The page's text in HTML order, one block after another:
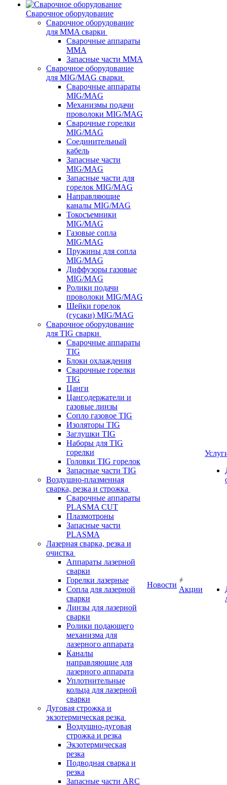
Сварочное оборудование
Сварочное оборудование
для MMA сварки
Сварочные аппараты
MMA
Запасные части MMA
Сварочное оборудование
для MIG/MAG сварки
Сварочные аппараты
MIG/MAG
Механизмы подачи
проволоки MIG/MAG
Сварочные горелки
MIG/MAG
Соединительный
кабель
Запасные части
MIG/MAG
Запасные части для
горелок MIG/MAG
Направляющие
каналы MIG/MAG
Токосъемники
MIG/MAG
Газовые сопла
MIG/MAG
Пружины для сопла
MIG/MAG
Диффузоры газовые
MIG/MAG
Ролики подачи
проволоки MIG/MAG
Шейки горелок
(гусаки) MIG/MAG
Сварочное оборудование
для TIG сварки
Сварочные аппараты
TIG
Блоки охлаждения
Сварочные горелки
TIG
Цанги
Цангодержатели и
газовые линзы
Сопло газовое TIG
Изоляторы TIG
Заглушки TIG
Наборы для TIG
горелки
Головки TIG горелок
Запасные части TIG
Воздушно-плазменная
сварка, резка и строжка
Сварочные аппараты
PLASMA CUT
Плазмотроны
Запасные части
PLASMA
Лазерная сварка, резка и
очистка
Аппараты лазерной
сварки
Горелки лазерные
Сопла для лазерной
сварки
Линзы для лазерной
сварки
Ролики подающего
механизма для
лазерного аппарата
Каналы
направляющие для
лазерного аппарата
Уплотнительные
кольца для лазерной
сварки
Дуговая строжка и
экзотермическая резка
Воздушно-дуговая
строжка и резка
Экзотермическая
резка
Подводная сварка и
резка
Запасные части ARC
Новости
Акции